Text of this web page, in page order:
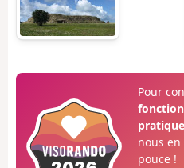
Pour
nous
pouce !